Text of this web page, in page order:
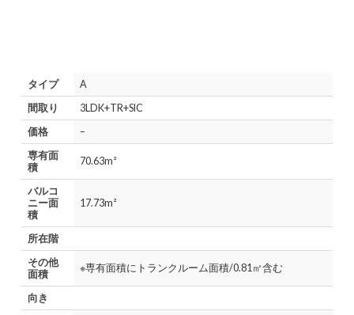
タイプ
A
間取り
3LDK+TR+SIC
価格
–
専有面
積
70.63m²
バルコ
ニー面
積
17.73m²
所在階
その他
面積
※専有面積にトランクルーム面積/0.81㎡含む
向き